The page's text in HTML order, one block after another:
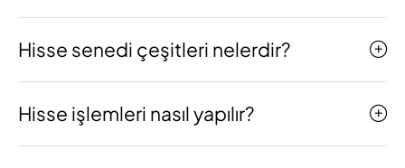
Hisse senedi çeşitleri nelerdir?
Hisse işlemleri nasıl yapılır?